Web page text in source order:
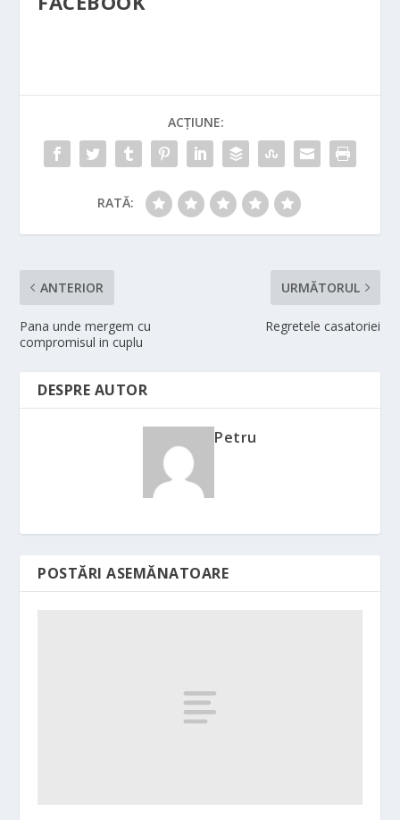
ACȚIUNE:
RATĂ:
ANTERIOR
Pana unde mergem cu
compromisul in cuplu
URMĂTORUL
Regretele casatoriei
DESPRE AUTOR
Petru
POSTĂRI ASEMĂNATOARE